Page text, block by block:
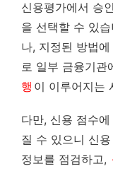
신용평가에서 승
을 선택할 수 있
나, 지정된 방법
로 일부 금융기관
행 이 이루어지는
다만, 신용 점수
질 수 있으니 신
정보를 점검하고,